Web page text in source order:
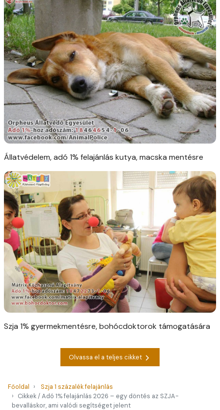
Állatvédelem, adó 1% felajánlás kutya, macska mentésre
Szja 1% gyermekmentésre, bohócdoktorok támogatására
Olvassa el a teljes cikket
Főoldal
Szja 1 százalék felajánlás
Cikkek / Adó 1% felajánlás 2026 – egy döntés az SZJA-
bevalláskor, ami valódi segítséget jelent